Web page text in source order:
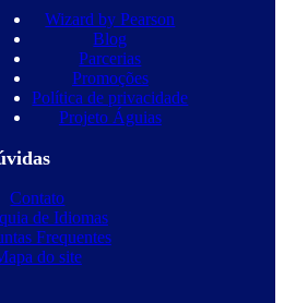
Wizard by Pearson
Blog
Parcerias
Promoções
Política de privacidade
Projeto Águias
Contato
de Idiomas
Frequentes
do site